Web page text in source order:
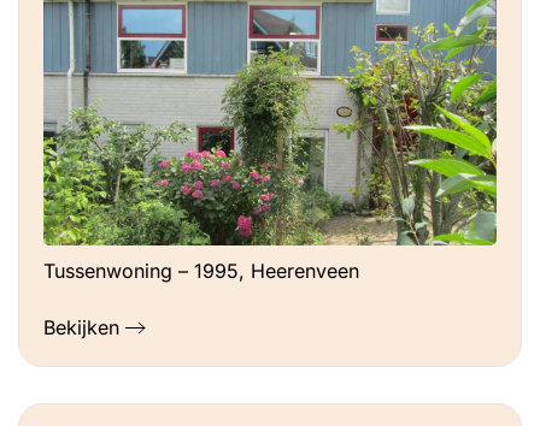
Tussenwoning – 1995, Heerenveen
Bekijken